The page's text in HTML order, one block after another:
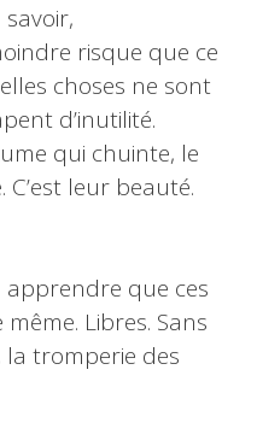
risque que ce
choses ne sont
d’inutilité.
qui chuinte, le
leur beauté.
apprendre que ces
Libres. Sans
la tromperie des